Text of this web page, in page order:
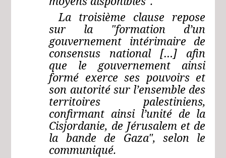
La troisième clause repose
sur la "formation d’un
gouvernement intérimaire de
consensus national […] afin
que le gouvernement ainsi
formé exerce ses pouvoirs et
son autorité sur l’ensemble des
territoires palestiniens,
confirmant ainsi l’unité de la
Cisjordanie, de Jérusalem et de
la bande de Gaza", selon le
communiqué.